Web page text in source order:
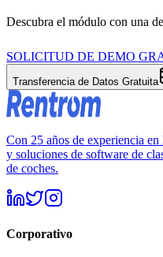
Descubra el módulo con una
SOLICITUD DE DEMO
Transferencia de Datos Gratuita
Con 25 años de experiencia
y soluciones de software de
de coches.
Corporativo